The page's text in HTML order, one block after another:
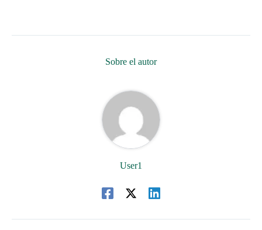
Sobre el autor
User1